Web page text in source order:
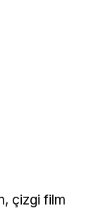
çizgi film